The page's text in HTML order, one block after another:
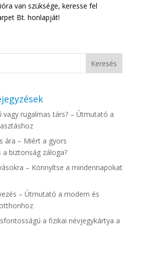
van szüksége, keresse fel
Bt. honlapját!
vagy rugalmas társ? – Útmutató a
ára – Miért a gyors
a biztonság záloga?
– Könnyítse a mindennapokat
– Útmutató a modern és
a fizikai névjegykártya a